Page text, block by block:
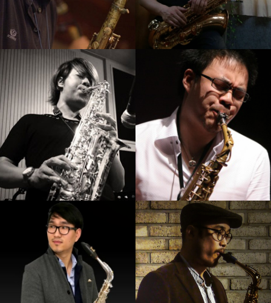
강의보기 강의보기
석성노
강의보기
김재준
강의보기
김성주 박규현